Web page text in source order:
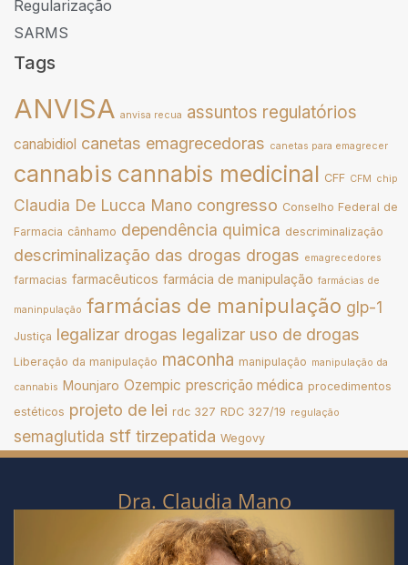
Regularização
SARMS
Tags
ANVISA anvisa recua assuntos regulatórios
canabidiol canetas emagrecedoras canetas para emagrecer
cannabis cannabis medicinal CFF CFM chip
Claudia De Lucca Mano congresso Conselho Federal de
Farmacia cânhamo dependência quimica descriminalização
descriminalização das drogas drogas emagrecedores
farmacias farmacêuticos farmácia de manipulação farmácias de
maninpulação farmácias de manipulação glp-1
Justiça legalizar drogas legalizar uso de drogas
Liberação da manipulação maconha manipulação manipulação da
cannabis Mounjaro Ozempic prescrição médica procedimentos
estéticos projeto de lei rdc 327 RDC 327/19 regulação
semaglutida stf tirzepatida Wegovy
Dra. Claudia Mano